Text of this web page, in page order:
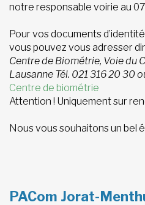
notre responsable voirie au
Pour vos documents
vous pouvez vous adresser
Centre de Biométrie, Voie du
Lausanne Tél. 021 316 20 30
Centre de biométrie
Attention ! Uniquement sur
Nous vous souhaitons un bel
PACom Jorat-